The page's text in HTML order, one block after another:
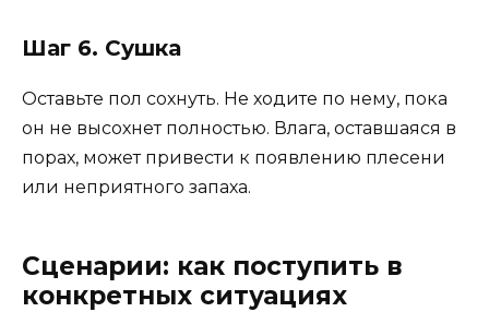
Шаг 6. Сушка
Оставьте пол сохнуть. Не ходите по нему, пока
он не высохнет полностью. Влага, оставшаяся в
порах, может привести к появлению плесени
или неприятного запаха.
Сценарии: как поступить в
конкретных ситуациях